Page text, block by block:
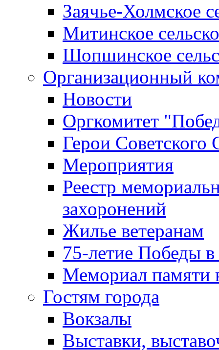
Заячье-Холмское
Митинское
Шопшинское
Организационный
Новости
Оргкомитет
Герои Советского
Мероприятия
Реестр
захоронений
Жилье ветеранам
75-летие Победы
Мемориал памяти
Гостям города
Вокзалы
Выставки,